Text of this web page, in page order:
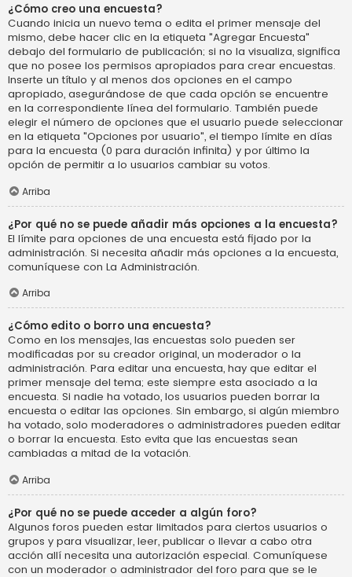
¿Cómo creo una encuesta?
Cuando inicia un nuevo tema o edita el primer mensaje del
mismo, debe hacer clic en la etiqueta "Agregar Encuesta"
debajo del formulario de publicación; si no la visualiza, significa
que no posee los permisos apropiados para crear encuestas.
Inserte un título y al menos dos opciones en el campo
apropiado, asegurándose de que cada opción se encuentre
en la correspondiente línea del formulario. También puede
elegir el número de opciones que el usuario puede seleccionar
en la etiqueta "Opciones por usuario", el tiempo límite en días
para la encuesta (0 para duración infinita) y por último la
opción de permitir a lo usuarios cambiar su votos.
Arriba
¿Por qué no se puede añadir más opciones a la encuesta?
El límite para opciones de una encuesta está fijado por la
administración. Si necesita añadir más opciones a la encuesta,
comuníquese con La Administración.
Arriba
¿Cómo edito o borro una encuesta?
Como en los mensajes, las encuestas solo pueden ser
modificadas por su creador original, un moderador o la
administración. Para editar una encuesta, hay que editar el
primer mensaje del tema; este siempre esta asociado a la
encuesta. Si nadie ha votado, los usuarios pueden borrar la
encuesta o editar las opciones. Sin embargo, si algún miembro
ha votado, solo moderadores o administradores pueden editar
o borrar la encuesta. Esto evita que las encuestas sean
cambiadas a mitad de la votación.
Arriba
¿Por qué no se puede acceder a algún foro?
Algunos foros pueden estar limitados para ciertos usuarios o
grupos y para visualizar, leer, publicar o llevar a cabo otra
acción allí necesita una autorización especial. Comuníquese
con un moderador o administrador del foro para que se le